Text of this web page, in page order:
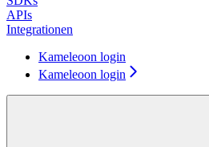
APIs
Integrationen
Kameleoon login
Kameleoon login